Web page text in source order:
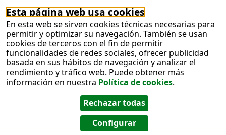
Esta página web usa cookies
En esta web se sirven cookies técnicas necesarias para
permitir y optimizar su navegación. También se usan
cookies de terceros con el fin de permitir
funcionalidades de redes sociales, ofrecer publicidad
basada en sus hábitos de navegación y analizar el
rendimiento y tráfico web. Puede obtener más
información en nuestra Política de cookies.